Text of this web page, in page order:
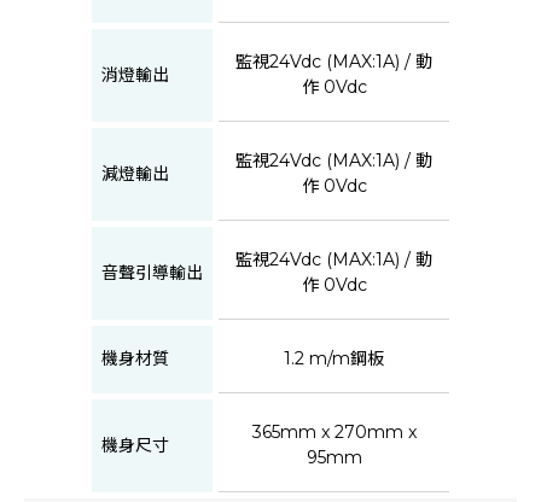
消燈輸出
監視24Vdc (MAX:1A) / 動
作 0Vdc
減燈輸出
監視24Vdc (MAX:1A) / 動
作 0Vdc
音聲引導輸出
監視24Vdc (MAX:1A) / 動
作 0Vdc
機身材質 1.2 m/m鋼板
機身尺寸
365mm x 270mm x
95mm